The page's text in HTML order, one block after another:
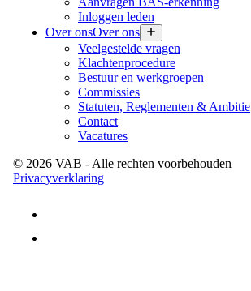
Inloggen leden
Over onsOver ons
Veelgestelde vragen
Klachtenprocedure
Bestuur en werkgroepen
Commissies
Statuten, Reglementen & Ambitie
Contact
Vacatures
© 2026 VAB - Alle rechten voorbehouden
Privacyverklaring